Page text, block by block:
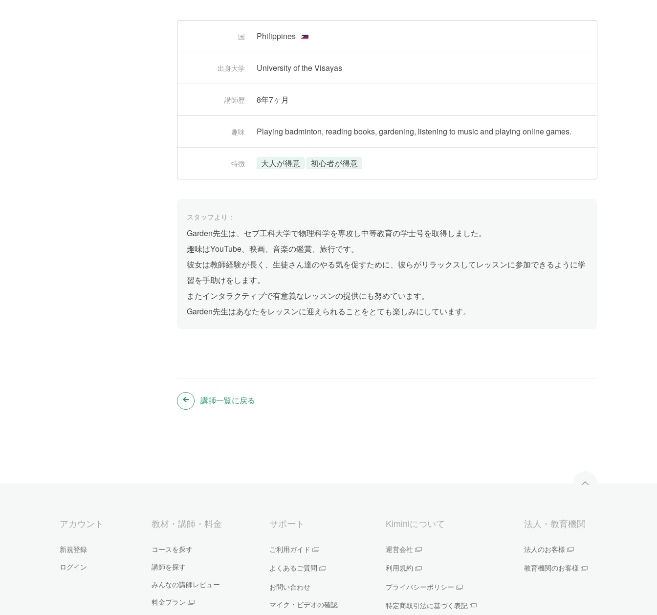
国 Philippines
出身大学 University of the Visayas
講師歴 8年7ヶ月
趣味 Playing badminton, reading books, gardening, listening to music and playing online games.
特徴 大人が得意 初心者が得意
スタッフより：
Garden先生は、セブ工科大学で物理科学を専攻し中等教育の学士号を取得しました。
趣味はYouTube、映画、音楽の鑑賞、旅行です。
彼女は教師経験が長く、生徒さん達のやる気を促すために、彼らがリラックスしてレッスンに参加できるように学
習を手助けをします。
またインタラクティブで有意義なレッスンの提供にも努めています。
Garden先生はあなたをレッスンに迎えられることをとても楽しみにしています。
講師一覧に戻る
アカウント
新規登録
ログイン
教材・講師・料金
コースを探す
講師を探す
みんなの講師レビュー
料金プラン
サポート
ご利用ガイド
よくあるご質問
お問い合わせ
マイク・ビデオの確認
Kiminiについて
運営会社
利用規約
プライバシーポリシー
特定商取引法に基づく表記
法人・教育機関
法人のお客様
教育機関のお客様